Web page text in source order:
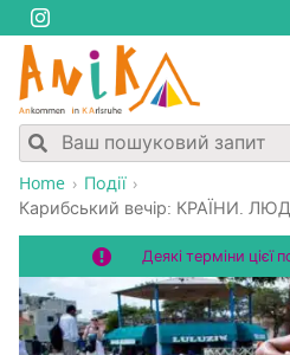
Home
Події
Кариб­ський вечір: КРАЇНИ.
Деякі терміни цієї